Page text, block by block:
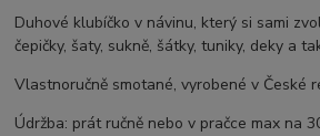
Duhové klubíčko v návinu, který si sami
čepičky, šaty, sukně, šátky, tuniky, deky a
Vlastnoručně smotané, vyrobené v České
Údržba: prát ručně nebo v pračce max na